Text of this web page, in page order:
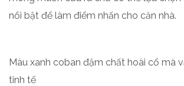
nổi bật để làm điểm nhấn cho căn nhà.
Màu xanh coban đậm chất hoài cổ mà
tinh tế